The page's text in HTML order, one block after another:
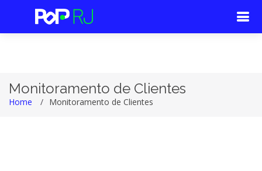
Monitoramento de Clientes
Home Monitoramento de Clientes